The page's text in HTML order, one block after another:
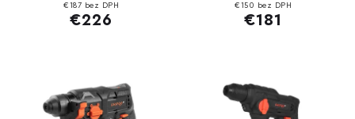
€187 bez DPH
€226
€150 bez DPH
€181